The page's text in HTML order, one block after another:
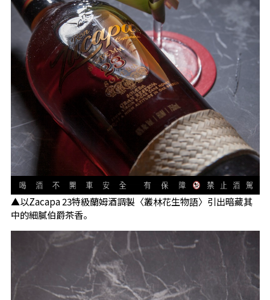
▲以Zacapa 23特級蘭姆酒調製〈叢林花生物語〉引出暗藏其
中的細膩伯爵茶香。